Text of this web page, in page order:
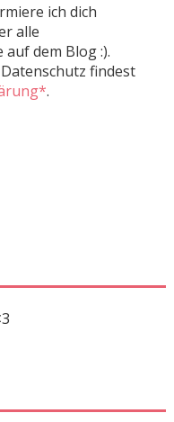
ich dich
alle
dem Blog :).
findest
.